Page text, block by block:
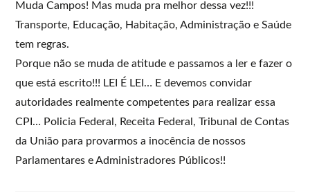
Muda Campos! Mas muda pra melhor dessa vez!!!
Transporte, Educação, Habitação, Administração e Saúde
tem regras.
Porque não se muda de atitude e passamos a ler e fazer o
que está escrito!!! LEI É LEI… E devemos convidar
autoridades realmente competentes para realizar essa
CPI… Policia Federal, Receita Federal, Tribunal de Contas
da União para provarmos a inocência de nossos
Parlamentares e Administradores Públicos!!